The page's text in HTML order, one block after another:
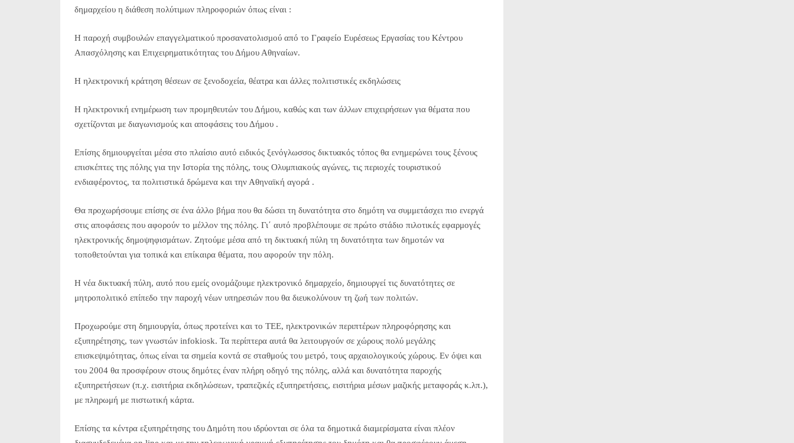
δημαρχείου η διάθεση πολύτιμων πληροφοριών όπως είναι :
Η παροχή συμβουλών επαγγελματικού προσανατολισμού από το Γραφείο Ευρέσεως Εργασίας του Κέντρου
Απασχόλησης και Επιχειρηματικότητας του Δήμου Αθηναίων.
Η ηλεκτρονική κράτηση θέσεων σε ξενοδοχεία, θέατρα και άλλες πολιτιστικές εκδηλώσεις
Η ηλεκτρονική ενημέρωση των προμηθευτών του Δήμου, καθώς και των άλλων επιχειρήσεων για θέματα που
σχετίζονται με διαγωνισμούς και αποφάσεις του Δήμου .
Επίσης δημιουργείται μέσα στο πλαίσιο αυτό ειδικός ξενόγλωσσος δικτυακός τόπος θα ενημερώνει τους ξένους
επισκέπτες της πόλης για την Ιστορία της πόλης, τους Ολυμπιακούς αγώνες, τις περιοχές τουριστικού
ενδιαφέροντος, τα πολιτιστικά δρώμενα και την Αθηναϊκή αγορά .
Θα προχωρήσουμε επίσης σε ένα άλλο βήμα που θα δώσει τη δυνατότητα στο δημότη να συμμετάσχει πιο ενεργά
στις αποφάσεις που αφορούν το μέλλον της πόλης. Γι΄ αυτό προβλέπουμε σε πρώτο στάδιο πιλοτικές εφαρμογές
ηλεκτρονικής δημοψηφισμάτων. Ζητούμε μέσα από τη δικτυακή πύλη τη δυνατότητα των δημοτών να
τοποθετούνται για τοπικά και επίκαιρα θέματα, που αφορούν την πόλη.
Η νέα δικτυακή πύλη, αυτό που εμείς ονομάζουμε ηλεκτρονικό δημαρχείο, δημιουργεί τις δυνατότητες σε
μητροπολιτικό επίπεδο την παροχή νέων υπηρεσιών που θα διευκολύνουν τη ζωή των πολιτών.
Προχωρούμε στη δημιουργία, όπως προτείνει και το ΤΕΕ, ηλεκτρονικών περιπτέρων πληροφόρησης και
εξυπηρέτησης, των γνωστών infokiosk. Τα περίπτερα αυτά θα λειτουργούν σε χώρους πολύ μεγάλης
επισκεψιμότητας, όπως είναι τα σημεία κοντά σε σταθμούς του μετρό, τους αρχαιολογικούς χώρους. Εν όψει και
του 2004 θα προσφέρουν στους δημότες έναν πλήρη οδηγό της πόλης, αλλά και δυνατότητα παροχής
εξυπηρετήσεων (π.χ. εισιτήρια εκδηλώσεων, τραπεζικές εξυπηρετήσεις, εισιτήρια μέσων μαζικής μεταφοράς κ.λπ.),
με πληρωμή με πιστωτική κάρτα.
Επίσης τα κέντρα εξυπηρέτησης του Δημότη που ιδρύονται σε όλα τα δημοτικά διαμερίσματα είναι πλέον